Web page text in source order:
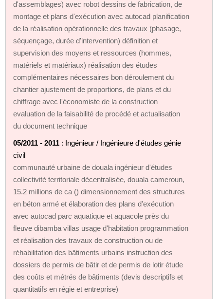
d'assemblages) avec robot dessins de fabrication, de
montage et plans d'exécution avec autocad planification
de la réalisation opérationnelle des travaux (phasage,
séquençage, durée d'intervention) définition et
supervision des moyens et ressources (hommes,
matériels et matériaux) réalisation des études
complémentaires nécessaires bon déroulement du
chantier ajustement de proportions, de plans et du
chiffrage avec l'économiste de la construction
evaluation de la faisabilité de procédé et actualisation
du document technique
05/2011 - 2011 : Ingénieur / Ingénieure d'études génie
civil
communauté urbaine de douala ingénieur d'études
collectivité territoriale décentralisée, douala cameroun,
15.2 millions de ca () dimensionnement des structures
en béton armé et élaboration des plans d'exécution
avec autocad parc aquatique et aquacole près du
fleuve dibamba villas usage d'habitation programmation
et réalisation des travaux de construction ou de
réhabilitation des bâtiments urbains instruction des
dossiers de permis de bâtir et de permis de lotir étude
des coûts et métrés de bâtiments (devis descriptifs et
quantitatifs en régie et entreprise)